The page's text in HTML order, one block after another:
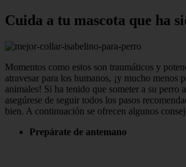
Cuida a tu mascota que ha
Momentos como estos son traumáticos y
atravesar para los humanos, ¡y mucho menos
animales! Si ha tenido que someter a su perro
asegúrese de seguir todos los pasos
bien. A continuación se ofrecen algunos
Prepárate de antemano